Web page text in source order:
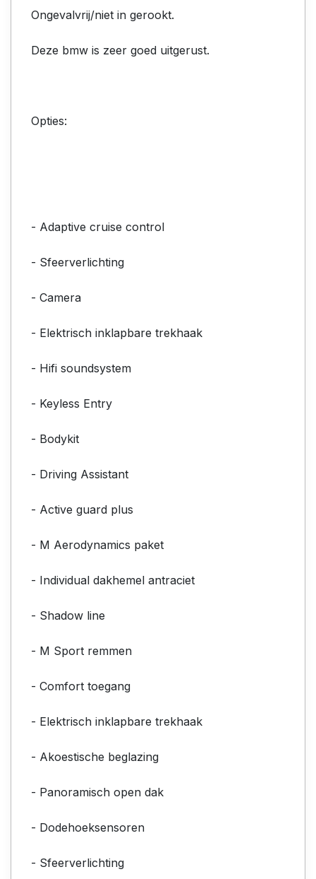
Ongevalvrij/niet in gerookt.
Deze bmw is zeer goed uitgerust.
Opties:
- Adaptive cruise control
- Sfeerverlichting
- Camera
- Elektrisch inklapbare trekhaak
- Hifi soundsystem
- Keyless Entry
- Bodykit
- Driving Assistant
- Active guard plus
- M Aerodynamics paket
- Individual dakhemel antraciet
- Shadow line
- M Sport remmen
- Comfort toegang
- Elektrisch inklapbare trekhaak
- Akoestische beglazing
- Panoramisch open dak
- Dodehoeksensoren
- Sfeerverlichting